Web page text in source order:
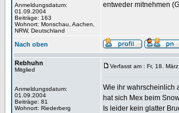
Anmeldungsdatum:
01.09.2004
Beiträge: 163
Wohnort: Monschau, Aachen,
NRW, Deutschland
entweder mitnehmen
Nach oben
Rebhuhn
Mitglied
Anmeldungsdatum:
01.09.2004
Beiträge: 81
Wohnort: Riederberg
Verfasst am : Fr, 18.
Wie ihr wahrscheinlich
hat sich Mex beim
Is leider kein glatter